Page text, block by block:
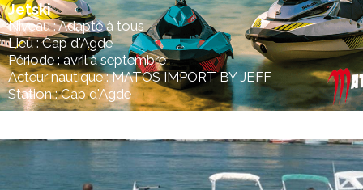
Jetski
Niveau : Adapté à tous
Lieu : Cap d'Agde
Période : avril à septembre
Acteur nautique : MATOS IMPORT BY JEFF
Station : Cap d'Agde